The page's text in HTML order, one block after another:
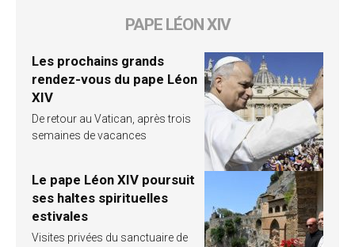
PAPE LÉON XIV
Les prochains grands
rendez-vous du pape Léon
XIV
De retour au Vatican, après trois
semaines de vacances
Le pape Léon XIV poursuit
ses haltes spirituelles
estivales
Visites privées du sanctuaire de